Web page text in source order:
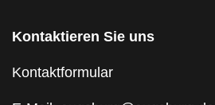
Kontaktieren Sie uns
Kontaktformular